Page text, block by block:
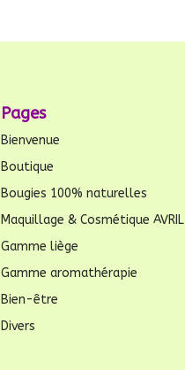
Pages
Bienvenue
Boutique
Bougies 100% naturelles
Maquillage & Cosmétique AVRIL
Gamme liège
Gamme aromathérapie
Bien-être
Divers